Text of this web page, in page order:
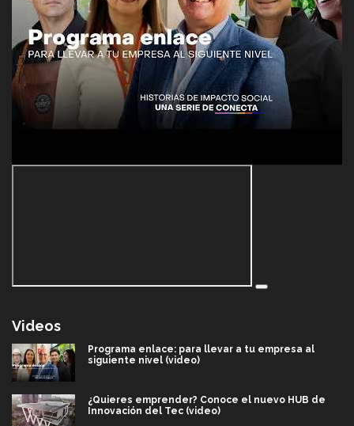
Videos
Programa enlace: para llevar a tu empresa al
siguiente nivel (video)
¿Quieres emprender? Conoce el nuevo HUB de
Innovación del Tec (video)